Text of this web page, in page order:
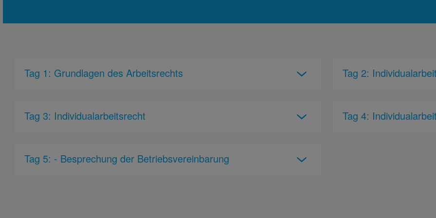
Tag 1: Grundlagen des Arbeitsrechts Tag 2:
Tag 3: Individualarbeitsrecht Tag 4:
Tag 5: - Besprechung der Betriebsvereinbarung